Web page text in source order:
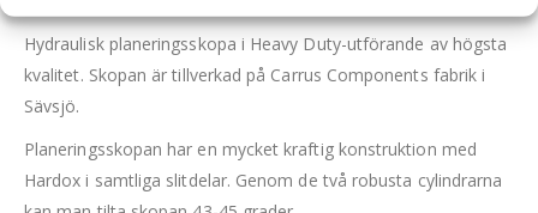
Hydraulisk planeringsskopa i Heavy Duty-utförande av högsta
kvalitet. Skopan är tillverkad på Carrus Components fabrik i
Sävsjö.
Planeringsskopan har en mycket kraftig konstruktion med
Hardox i samtliga slitdelar. Genom de två robusta cylindrarna